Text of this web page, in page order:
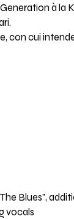
à la
con cui
Blues",
vocals